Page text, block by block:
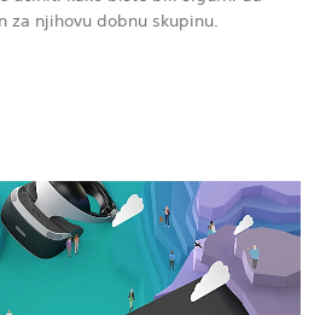
za njihovu dobnu skupinu.